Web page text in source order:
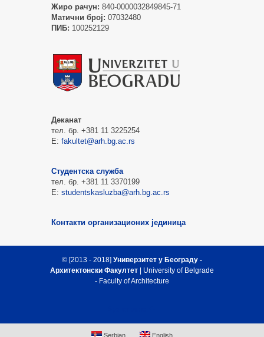
Жиро рачун: 840-0000032849845-71
Матични број: 07032480
ПИБ: 100252129
Деканат
тел. бр. +381 11 3225254
Е: fakultet@arh.bg.ac.rs
Студентска служба
тел. бр. +381 11 3370199
Е: studentskasluzba@arh.bg.ac.rs
Контакти организационих јединица
© [2013 - 2018] Универзитет у Београду -
Архитектонски Факултет | University of Belgrade
- Faculty of Architecture
Serbian English